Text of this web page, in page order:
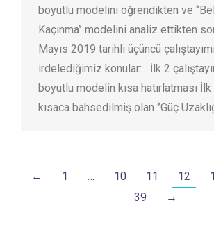
boyutlu modelini öğrendikten ve
Kaçınma’’ modelini analiz ettikten
Mayıs 2019 tarihli üçüncü
irdelediğimiz konular: İlk 2
boyutlu modelin kısa hatırlatması
kısaca bahsedilmiş olan ‘’Güç
← 1 … 10 11 12
39
→